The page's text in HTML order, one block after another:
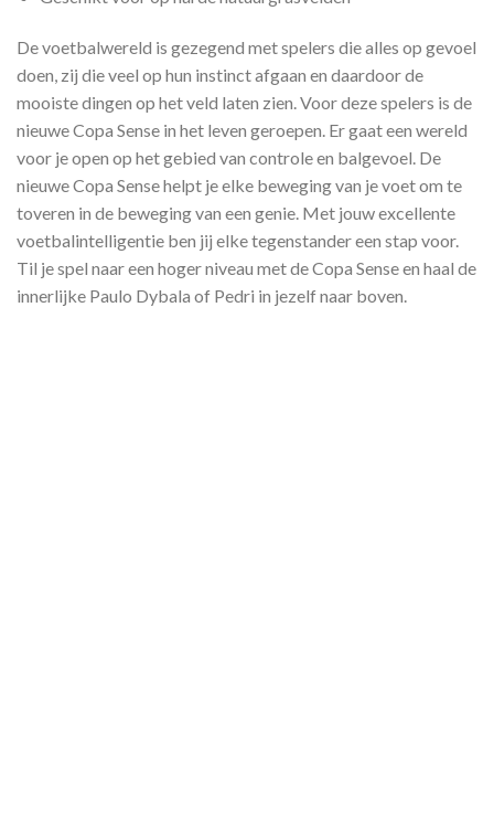
De voetbalwereld is gezegend met spelers die alles op gevoel
doen, zij die veel op hun instinct afgaan en daardoor de
mooiste dingen op het veld laten zien. Voor deze spelers is de
nieuwe Copa Sense in het leven geroepen. Er gaat een wereld
voor je open op het gebied van controle en balgevoel. De
nieuwe Copa Sense helpt je elke beweging van je voet om te
toveren in de beweging van een genie. Met jouw excellente
voetbalintelligentie ben jij elke tegenstander een stap voor.
Til je spel naar een hoger niveau met de Copa Sense en haal de
innerlijke Paulo Dybala of Pedri in jezelf naar boven.